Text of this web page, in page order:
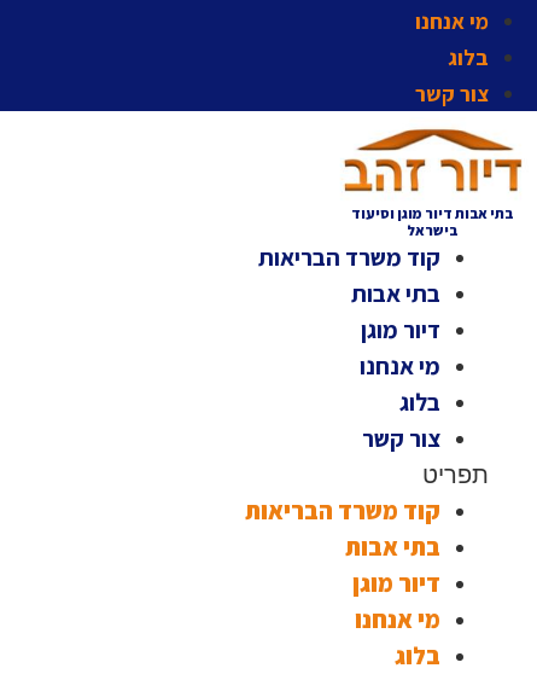
מי אנחנו
בלוג
צור קשר
בתי אבות דיור מוגן וסיעוד
בישראל
קוד משרד הבריאות
בתי אבות
דיור מוגן
מי אנחנו
בלוג
צור קשר
תפריט
קוד משרד הבריאות
בתי אבות
דיור מוגן
מי אנחנו
בלוג